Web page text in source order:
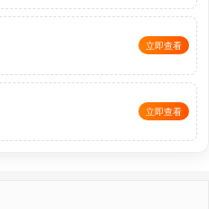
立即查看
立即查看